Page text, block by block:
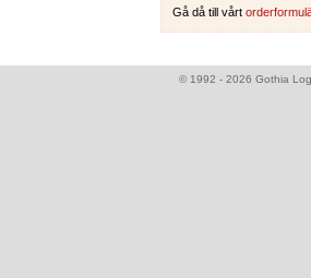
Gå då till vårt
© 1992 - 2026 Gothia